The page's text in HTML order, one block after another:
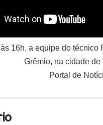
16h, a equipe do técnico
Grêmio, na cidade de
Portal de